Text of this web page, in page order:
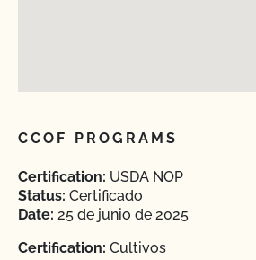
CCOF PROGRAMS
Certification: USDA NOP
Status: Certificado
Date: 25 de junio de 2025
Certification: Cultivos